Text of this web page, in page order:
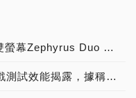
華碩ROG電競筆電2020展望：雙螢幕Zephyrus Duo 15、主打女性市場與eSports之Zephyrus M和ROG STRIX G15相繼報到
NVIDIA GeForce RTX 3080遊戲測試效能揭露，據稱約比RTX 2080 Ti快30%!